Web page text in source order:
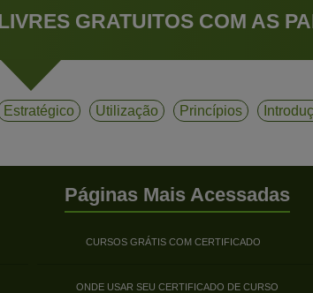
GRATUITOS COM AS
Estratégico Utilização Princípios
Páginas Mais Acessadas
CURSOS GRÁTIS COM CERTIFICADO
ONDE USAR SEU CERTIFICADO DE CURSO